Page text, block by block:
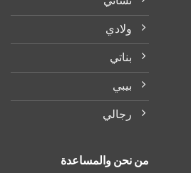
ولادي
بناتي
بيبي
رجالي
من نحن والمساعدة